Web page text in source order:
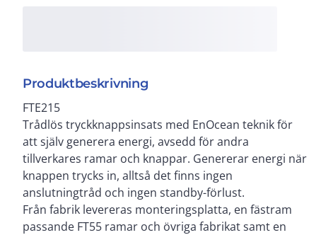
Produktbeskrivning
FTE215
Trådlös tryckknappsinsats med EnOcean teknik för
att själv generera energi, avsedd för andra
tillverkares ramar och knappar. Genererar energi när
knappen trycks in, alltså det finns ingen
anslutningtråd och ingen standby-förlust.
Från fabrik levereras monteringsplatta, en fästram
passande FT55 ramar och övriga fabrikat samt en